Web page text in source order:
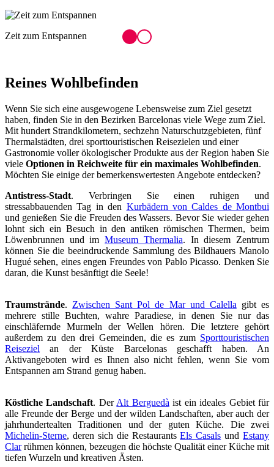
Thermalbad von Caldes de Montbui
Reines Wohlbefinden
Wenn Sie sich eine ausgewogene Lebensweise zum Ziel gesetzt
haben, finden Sie in den Bezirken Barcelonas viele Wege zum Ziel.
Mit hundert Strandkilometern, sechzehn Naturschutzgebieten, fünf
Thermalstädten, drei sporttouristischen Reisezielen und einer
Gastronomie voller ökologischer Produkte aus der Region haben Sie
viele Optionen in Reichweite für ein maximales Wohlbefinden.
Möchten Sie einige der bemerkenswertesten Angebote entdecken?
Antistress-Stadt. Verbringen Sie einen ruhigen und
stressabbauenden Tag in den Kurbädern von Caldes de Montbui
und genießen Sie die Freuden des Wassers. Bevor Sie wieder gehen
lohnt sich ein Besuch in den antiken römischen Thermen, beim
Löwenbrunnen und imMuseum Thermalia. In diesem Zentrum
können Sie die beeindruckende Sammlung des Bildhauers Manolo
Hugué sehen, eines engen Freundes von Pablo Picasso. Denken Sie
daran, die Kunst besänftigt die Seele!
Traumstrände. Zwischen Sant Pol de Mar und Calella gibt es
mehrere stille Buchten, wahre Paradiese, in denen Sie nur das
einschläfernde Murmeln der Wellen hören. Die letztere gehört
außerdem zu den drei Gemeinden, die es zum Sporttouristischen
Reiseziel an der Küste Barcelonas geschafft haben. An
Aktivangeboten wird es Ihnen also nicht fehlen, wenn Sie vom
Entspannen am Strand genug haben.
Köstliche Landschaft. Der Alt Berguedà ist ein ideales Gebiet für
alle Freunde der Berge und der wilden Landschaften, aber auch der
jahrhundertealten Traditionen und der guten Küche. Die zwei
Michelin-Sterne, deren sich die RestaurantsEls Casals und Estany
Clarrühmen können, bezeugen die höchste Qualität einer Küche mit
tiefen Wurzeln und kreativen Ästen.